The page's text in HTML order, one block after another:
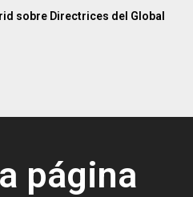
sobre Directrices del Global
página